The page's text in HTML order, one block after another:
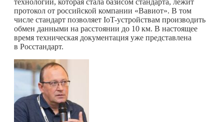
протокол от российской компании «Вавиот». В том
числе стандарт позволяет IoT-устройствам производить
обмен данными на расстоянии до 10 км. В настоящее
время техническая документация уже представлена
в Росстандарт.